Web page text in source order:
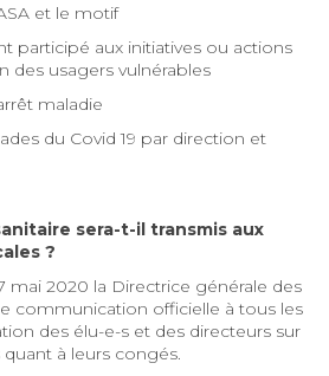
et le motif
participé aux initiatives ou actions
des usagers vulnérables
maladie
du Covid 19 par direction et
sera-t-il transmis aux
?
mai 2020 la Directrice générale des
communication officielle à tous les
des élu-e-s et des directeurs sur
à leurs congés.